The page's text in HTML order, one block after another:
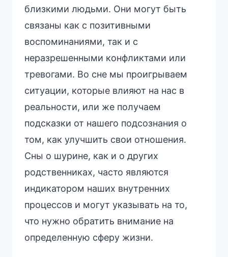
близкими людьми. Они могут быть
связаны как с позитивными
воспоминаниями, так и с
неразрешенными конфликтами или
тревогами. Во сне мы проигрываем
ситуации, которые влияют на нас в
реальности, или же получаем
подсказки от нашего подсознания о
том, как улучшить свои отношения.
Сны о шурине, как и о других
родственниках, часто являются
индикатором наших внутренних
процессов и могут указывать на то,
что нужно обратить внимание на
определенную сферу жизни.